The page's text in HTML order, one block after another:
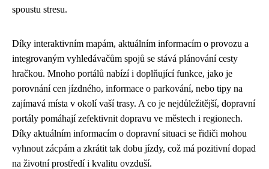
spoustu stresu.
Díky interaktivním mapám, aktuálním informacím o provozu a
integrovaným vyhledávačům spojů se stává plánování cesty
hračkou. Mnoho portálů nabízí i doplňující funkce, jako je
porovnání cen jízdného, informace o parkování, nebo tipy na
zajímavá místa v okolí vaší trasy. A co je nejdůležitější, dopravní
portály pomáhají zefektivnit dopravu ve městech i regionech.
Díky aktuálním informacím o dopravní situaci se řidiči mohou
vyhnout zácpám a zkrátit tak dobu jízdy, což má pozitivní dopad
na životní prostředí i kvalitu ovzduší.